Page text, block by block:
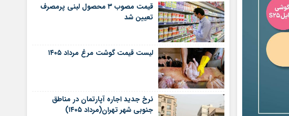
قیمت مصوب ۳ محصول لبنی پرمصرف
تعیین شد
لیست قیمت گوشت مرغ مرداد ۱۴۰۵
نرخ جدید اجاره آپارتمان در مناطق
جنوبی شهر تهران(مرداد ۱۴۰۵)